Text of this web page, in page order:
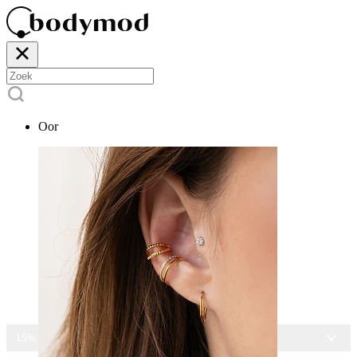
Oor
15% KORTING OP ALLE SIERADEN